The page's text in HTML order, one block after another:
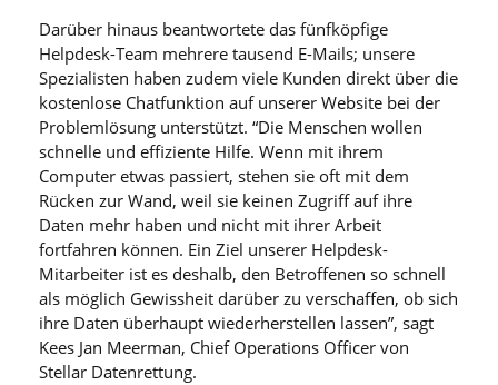
Darüber hinaus beantwortete das fünfköpfige
Helpdesk-Team mehrere tausend E-Mails; unsere
Spezialisten haben zudem viele Kunden direkt über die
kostenlose Chatfunktion auf unserer Website bei der
Problemlösung unterstützt. “Die Menschen wollen
schnelle und effiziente Hilfe. Wenn mit ihrem
Computer etwas passiert, stehen sie oft mit dem
Rücken zur Wand, weil sie keinen Zugriff auf ihre
Daten mehr haben und nicht mit ihrer Arbeit
fortfahren können. Ein Ziel unserer Helpdesk-
Mitarbeiter ist es deshalb, den Betroffenen so schnell
als möglich Gewissheit darüber zu verschaffen, ob sich
ihre Daten überhaupt wiederherstellen lassen”, sagt
Kees Jan Meerman, Chief Operations Officer von
Stellar Datenrettung.